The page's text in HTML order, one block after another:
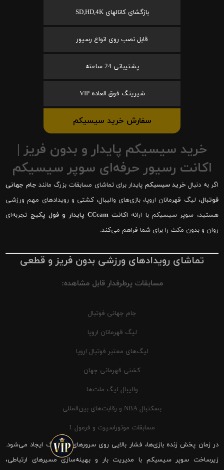
بازگشای کانالهای SD,HD,4K
قابل نصب روی انواع رسیور
پشتیبانی 24 ساعته
شیرینگ فوق العاده VIP
سفارش خرید سیسیکم
خرید سیسیکم پایدار و بدون فریز |
اکانت رسیور حرفه‌ای سوپر سیسیکم
اگر به دنبال خرید سیسیکم پایدار برای تماشای مسابقات بزرگ مانند جام جهانی
فوتبال، لیگ قهرمانان اروپا، بازی‌های والیبال، کشتی و رویدادهای مهم ورزشی
هستید، سوپر سیسیکم با ارائه اکانت CCcam پایدار و فول پکیج
تجربه‌ای
روان و بدون مکث را برای شما فراهم می‌کند.
تماشای رویدادهای ورزشی بدون فریز و قطعی
مسابقات پرطرفدار قابل مشاهده:
جام جهانی فوتبال
لیگ قهرمانان اروپا
لیگ‌های معتبر فوتبال اروپا
کشتی قهرمانی جهان
والیبال لیگ ملت‌ها
بسکتبال NBA و رقابت‌های بین‌المللی
مسابقات موتوراسپرت و فرمول 1
در زمان پخش زنده بازی‌ها، فشار بالایی روی سرورهای شیرینگ ایجاد می‌شود.
زیرساخت سوپر سیسیکم با مدیریت بار و بهینه‌سازی مسیرهای ارتباطی،